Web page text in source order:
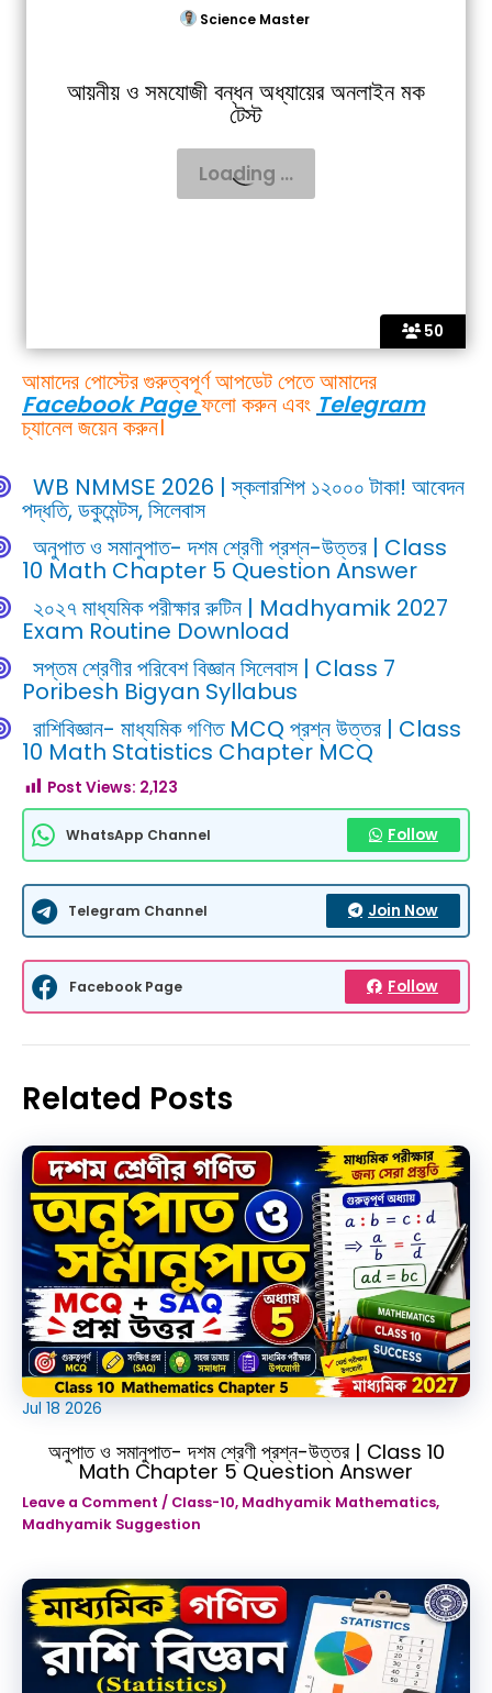
50
Science Master
আয়নীয় ও সমযোজী বন্ধন অধ্যায়ের অনলাইন মক
টেস্ট
আমাদের পোস্টের গুরুত্বপূর্ণ আপডেট পেতে আমাদের
Facebook Pageফলো করুন এবং Telegram
চ্যানেল জয়েন করুন।
WB NMMSE 2026 | স্কলারশিপ ১২০০০ টাকা! আবেদন
পদ্ধতি, ডকুমেন্টস, সিলেবাস
অনুপাত ও সমানুপাত- দশম শ্রেণী প্রশ্ন-উত্তর | Class
10 Math Chapter 5 Question Answer
২০২৭ মাধ্যমিক পরীক্ষার রুটিন | Madhyamik 2027
Exam Routine Download
সপ্তম শ্রেণীর পরিবেশ বিজ্ঞান সিলেবাস | Class 7
Poribesh Bigyan Syllabus
রাশিবিজ্ঞান- মাধ্যমিক গণিত MCQ প্রশ্ন উত্তর | Class
10 Math Statistics Chapter MCQ
Post Views: 2,123
WhatsApp Channel Follow
Telegram Channel Join Now
Facebook Page Follow
Related Posts
Jul 18 2026
অনুপাত ও সমানুপাত- দশম শ্রেণী প্রশ্ন-উত্তর | Class 10
Math Chapter 5 Question Answer
Leave a Comment / Class-10, Madhyamik Mathematics,
Madhyamik Suggestion